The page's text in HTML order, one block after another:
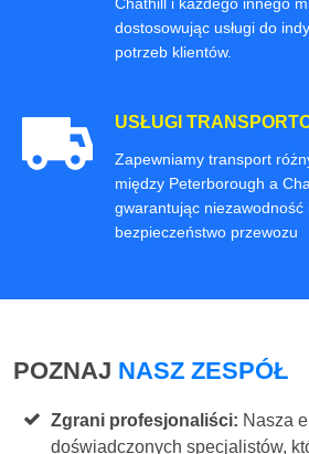
dostosowując usługi do
potrzeb klientów.
USŁUGI
Zapewniamy transport
między Peterborough a
gwarantując niezawodność
bezpieczeństwo przewozu
POZNAJ NASZ ZESPÓŁ
Zgrani profesjonaliści: Nasza
doświadczonych specjalistów,